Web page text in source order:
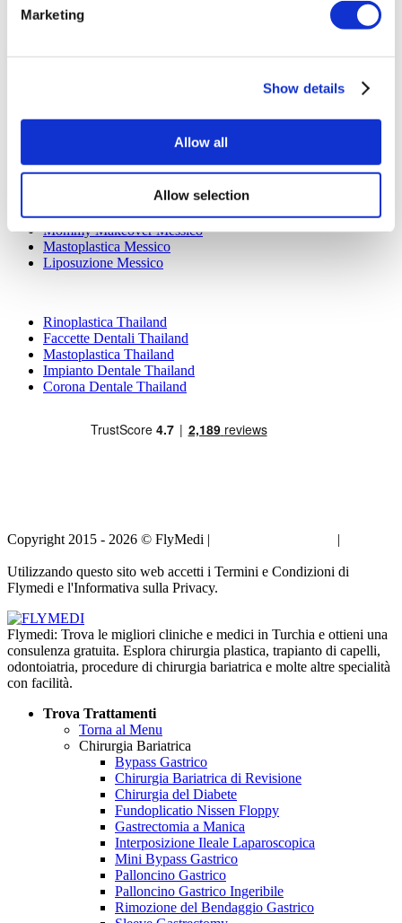
Marketing
Show details
Allow all
Allow selection
Luna Clinic Turkey
Istanbul European Clinic
Dr. Vivo Hair Clinic
Masterpiece Hospital
Kamol Cosmetic Hospital
Trattamenti Popolari in Messico
Impianto Dentale Messico
Addominoplastica Messico
Mommy Makeover Messico
Mastoplastica Messico
Liposuzione Messico
Rinoplastica Thailand
Faccette Dentali Thailand
Mastoplastica Thailand
Impianto Dentale Thailand
Corona Dentale Thailand
Copyright 2015 - 2026 © FlyMedi |
|
Utilizzando questo sito web accetti i Termini e Condizioni di
Flymedi e l'Informativa sulla Privacy.
Flymedi: Trova le migliori cliniche e medici in Turchia e ottieni una
consulenza gratuita. Esplora chirurgia plastica, trapianto di capelli,
odontoiatria, procedure di chirurgia bariatrica e molte altre specialità
con facilità.
Trova Trattamenti
Torna al Menu
Chirurgia Bariatrica
Bypass Gastrico
Chirurgia Bariatrica di Revisione
Chirurgia del Diabete
Fundoplicatio Nissen Floppy
Gastrectomia a Manica
Interposizione Ileale Laparoscopica
Mini Bypass Gastrico
Palloncino Gastrico
Palloncino Gastrico Ingeribile
Rimozione del Bendaggio Gastrico